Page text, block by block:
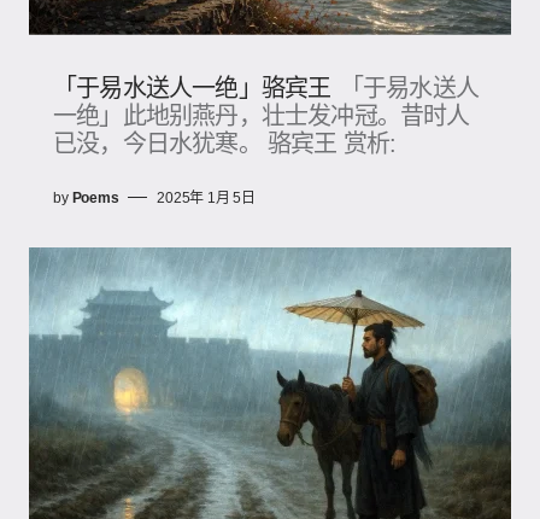
「于易水送人一绝」骆宾王
「于易水送人
一绝」此地别燕丹，壮士发冲冠​。昔时人
已没​，今日水犹寒。 骆宾王 赏析:
by Poems 2025年 1月 5日